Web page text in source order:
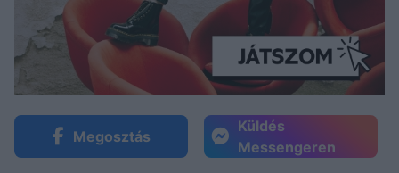
Megosztás
Küldés
Messengeren